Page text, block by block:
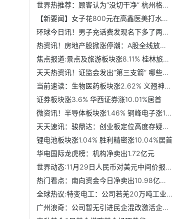
世界热推荐：顾客认为“没切干净” 杭州格莱美医美提到“并...
【新要闻】女子花800元在高鑫医美打水光针后 皮肤越来越干还起皱
环球今日讯！男子充话费发现名下多了两张副卡 联系联通公司...
热资讯！房地产股掀涨停潮：A股全线放量高开高走，近半旅游股...
焦点报道:景点及旅游板块涨8.11% 桂林旅游涨10.07%居首
天天热资讯！证监会发出“第三支箭” 哪些房企将受益？
当前速读：生物医药板块涨2.62% 义翘神州涨14.15%居首
证券板块涨3.6% 华西证券涨10.01%居首
微资讯！半导体板块涨1.46% 铜峰电子涨10.05%居首
天天速讯：骏鼎达：创业板定位高度存疑，如何讲好新能源美好...
锂电池板块涨1.04% 胜利精密涨10.04%居首
华电国际龙虎榜：机构净卖出1.72亿元
世界动态:11月29日人民币对美元中间价报7.1989 下调372个基点
热门看点：南向资金今日净卖出10.98亿港元
全球热议:特变电工：公司若羌20万吨工业硅项目已经公司2022年...
广州浪奇：公司暂无引进民企混改激活企业潜力的计划